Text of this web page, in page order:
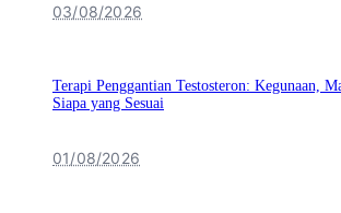
03/08/2026
Terapi Penggantian Testosteron: Kegunaan,
Siapa yang Sesuai
01/08/2026